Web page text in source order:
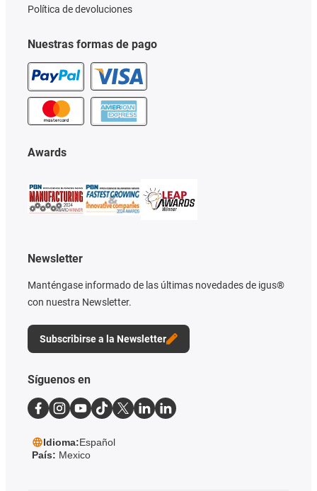
Nuestras formas de pago
Awards
Newsletter
Manténgase informado de las últimas novedades de igus®
con nuestra Newsletter.
Subscribirse a la Newsletter
Política de devoluciones
Síguenos en
Idioma:Español
País: Mexico